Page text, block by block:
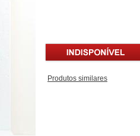
Produtos similares